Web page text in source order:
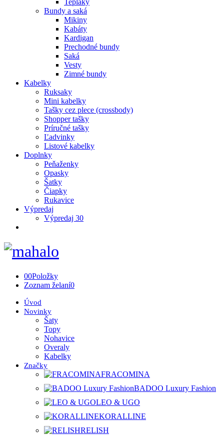
Tepláky
Bundy a saká
Mikiny
Kabáty
Kardigan
Prechodné bundy
Saká
Vesty
Zimné bundy
Kabelky
Ruksaky
Mini kabelky
Tašky cez plece (crossbody)
Shopper tašky
Príručné tašky
Ľadvinky
Listové kabelky
Doplnky
Peňaženky
Opasky
Šatky
Čiapky
Rukavice
Výpredaj
Výpredaj 30
00Položky
Zoznam želaní0
Úvod
Novinky
Šaty
Topy
Nohavice
Overaly
Kabelky
Značky
FRACOMINA
BADOO Luxury Fashion
LEO & UGO
KORALLINE
RELISH